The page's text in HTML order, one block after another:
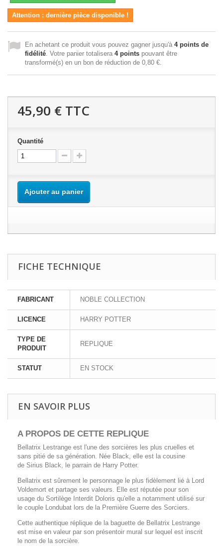
Attention : dernière pièce disponible !
En achetant ce produit vous pouvez gagner jusqu'à 4points de
fidélité . Votre panier totalisera 4points pouvant être
transformé(s) en un bon de réduction de 0,80 €
45,90 € TTC
Quantité
Ajouter au panier
FICHE TECHNIQUE
FABRICANT NOBLE COLLECTION
LICENCE HARRY POTTER
TYPE DE
PRODUIT
REPLIQUE
STATUT EN STOCK
EN SAVOIR PLUS
A PROPOS DE CETTE REPLIQUE
Bellatrix Lestrange est l'une des sorcières les plus cruelles et
sans pitié de sa génération. Née Black, elle est la cousine
de Sirius Black, le parrain de Harry Potter.
Bellatrix est sûrement le personnage le plus fidèlement lié à Lord
Voldemort et partage ses valeurs. Elle est réputée pour son
usage du Sortilège Interdit Doloris qu'elle a notamment utilisé sur
le couple Londubat lors de la Première Guerre des Sorciers.
Cette authentique réplique de la baguette de Bellatrix Lestrange
est mise en valeur par son présentoir mural sur lequel est inscrit
le nom de la sorcière.